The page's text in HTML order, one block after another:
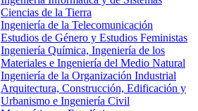
Ciencias de la Tierra
Ingeniería de la Telecomunicación
Estudios de Género y Estudios Feministas
Ingeniería Química, Ingeniería de los
Materiales e Ingeniería del Medio Natural
Ingeniería de la Organización Industrial
Arquitectura, Construcción, Edificación y
Urbanismo e Ingeniería Civil